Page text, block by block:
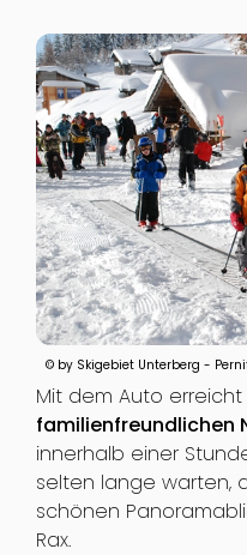
© by Skigebiet Unterberg -
Mit dem Auto
familienfreundlichen
innerhalb einer
selten lange warten,
schönen
Rax.